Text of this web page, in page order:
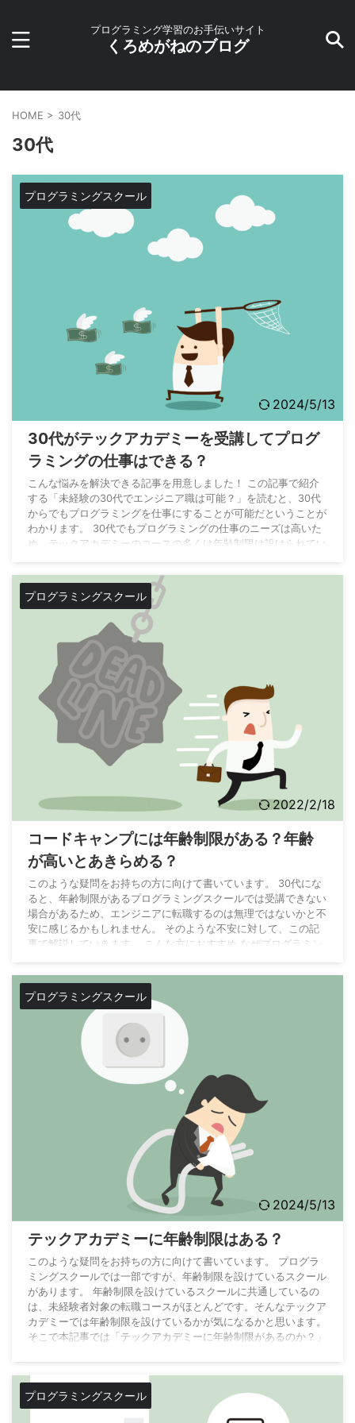
プログラミング学習のお手伝いサイト
くろめがねのブログ
HOME > 30代
30代
プログラミングスクール
2024/5/13
30代がテックアカデミーを受講してプログ
ラミングの仕事はできる？
こんな悩みを解決できる記事を用意しました！ この記事で紹介
する「未経験の30代でエンジニア職は可能？」を読むと、30代
からでもプログラミングを仕事にすることが可能だということが
わかります。 30代でもプログラミングの仕事のニーズは高いた
め、テックアカデミーのコースの多くは年齢制限は設けられてい
し、後半では30代でも稼げる理由や稼ぎ方を紹介していきま
す。 最後まで読んでいただき、30代からプログラミングで人生
を変えていきましょう。 30代で受講できる ...
プログラミングスクール
2022/2/18
コードキャンプには年齢制限がある？年齢
が高いとあきらめる？
このような疑問をお持ちの方に向けて書いています。 30代にな
ると、年齢制限があるプログラミングスクールでは受講できない
場合があるため、エンジニアに転職するのは無理ではないかと不
安に感じるかもしれません。 そのような不安に対して、この記
事で解説していきます。 こんな方におすすめ なぜプログラミン
限はあるのか プログラミングに年齢は関係があるのか 30代にな
りプログラミングの学習をする上で不安に感じている人は、一旦
立ち止まりこの記事を読んでみてください ...
プログラミングスクール
2024/5/13
テックアカデミーに年齢制限はある？
このような疑問をお持ちの方に向けて書いています。 プログラ
ミングスクールでは一部ですが、年齢制限を設けているスクール
があります。 年齢制限を設けているスクールに共通しているの
は、未経験者対象の転職コースがほとんどです。そんなテックア
カデミーでは年齢制限を設けているかが気になるかと思います。
そこで本記事では「テックアカデミーに年齢制限があるのか？」
の年齢制限について知りたい人 年齢が40歳 ...
プログラミングスクール